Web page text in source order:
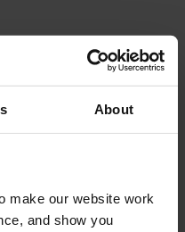
About
make our website work
and show you
Meer
vind je
dit artikel om te